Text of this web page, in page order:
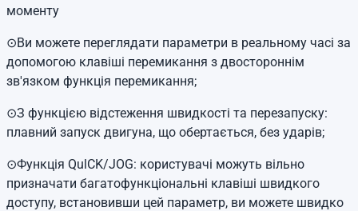
моменту
⊙Ви можете переглядати параметри в реальному часі за
допомогою клавіші перемикання з двостороннім
зв'язком функція перемикання;
⊙З функцією відстеження швидкості та перезапуску:
плавний запуск двигуна, що обертається, без ударів;
⊙Функція QulCK/JOG: користувачі можуть вільно
призначати багатофункціональні клавіші швидкого
доступу, встановивши цей параметр, ви можете швидко